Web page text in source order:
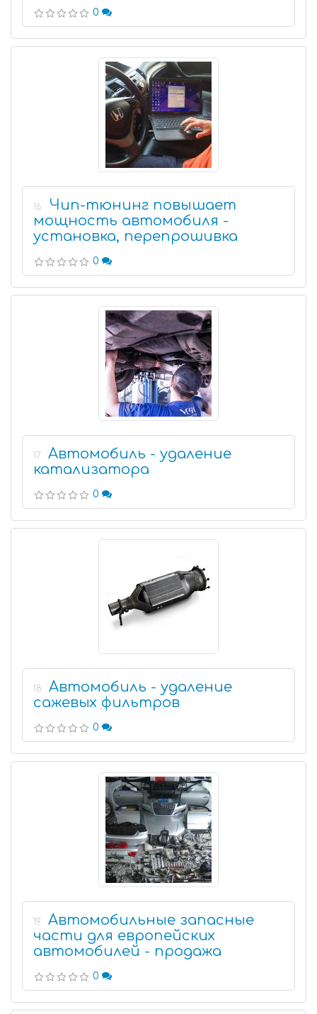
0
16
Чип-тюнинг повышает
мощность автомобиля -
установка, перепрошивка
0
17
Автомобиль - удаление
катализатора
0
18
Автомобиль - удаление
сажевых фильтров
0
19
Автомобильные запасные
части для европейских
автомобилей - продажа
0